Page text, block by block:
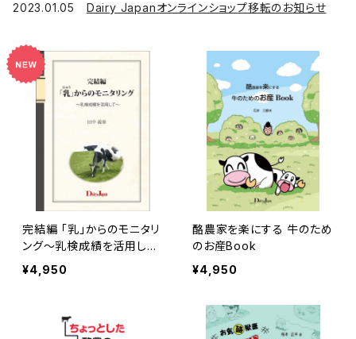
2023.01.05 Dairy Japanオンラインショップ移転のお知らせ
完結編 「乳」からのモニタリ
ング～乳検成績を活用して
～
¥4,950
酪農家を楽にする 牛のため
のお産Book
¥4,950